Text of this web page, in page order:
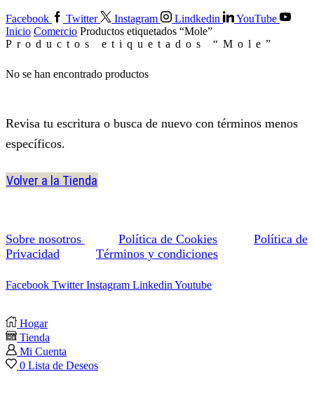
Facebook Twitter Instagram Lindkedin
YouTube
Inicio Comercio Productos etiquetados “Mole”
Productos etiquetados “Mole”
No se han encontrado productos
Revisa tu escritura o busca de nuevo con términos menos
específicos.
Volver a la Tienda
Sobre nosotros Política de Cookies
Política de
Privacidad
Términos y condiciones
Facebook Twitter Instagram Linkedin Youtube
Hogar
Tienda
Mi Cuenta
0 Lista de Deseos